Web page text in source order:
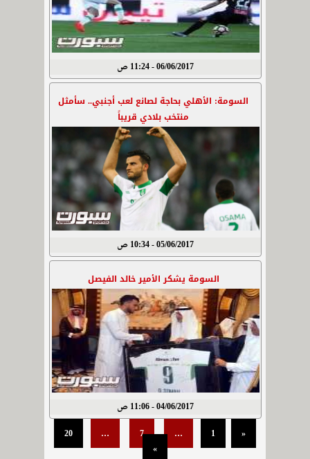
06/06/2017 - 11:24 ص
السومة: الأهلي بحاجة لصانع لعب أجنبي.. سأمثل
منتخب بلادي قريباً
05/06/2017 - 10:34 ص
السومة يشكر الأمير خالد الفيصل
04/06/2017 - 11:06 ص
«
1
…
7
…
20
»